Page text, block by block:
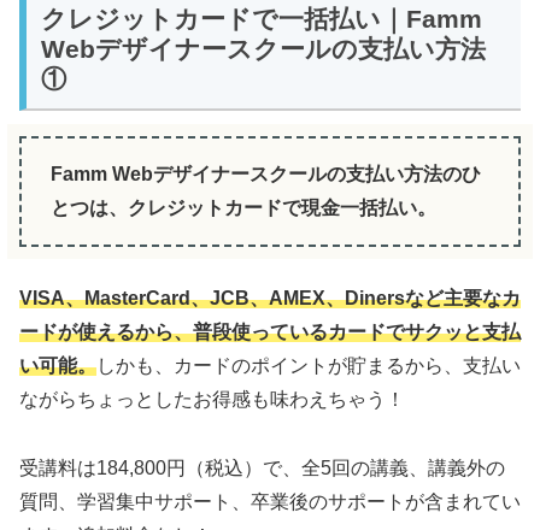
クレジットカードで一括払い｜Famm
Webデザイナースクールの支払い方法
①
Famm Webデザイナースクールの支払い方法のひ
とつは、クレジットカードで現金一括払い。
VISA、MasterCard、JCB、AMEX、Dinersなど主要なカ
ードが使えるから、普段使っているカードでサクッと支払
い可能。しかも、カードのポイントが貯まるから、支払い
ながらちょっとしたお得感も味わえちゃう！
受講料は184,800円（税込）で、全5回の講義、講義外の
質問、学習集中サポート、卒業後のサポートが含まれてい